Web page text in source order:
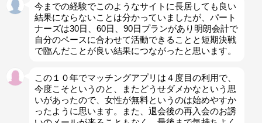
今までの経験でこのようなサイトに長居しても良い
結果にならないことは分かっていましたが、パート
ナーズは30日、60日、90日プランがあり明朗会計で
自分のペースに合わせて活動できることと短期決戦
で臨んだことが良い結果につながったと思います。
この１０年でマッチングアプリは４度目の利用で、
今度こそというのと、またどうせダメかなという思
いがあったので、女性が無料というのは始めやすか
ったように思います。また、退会後の再入会のお誘